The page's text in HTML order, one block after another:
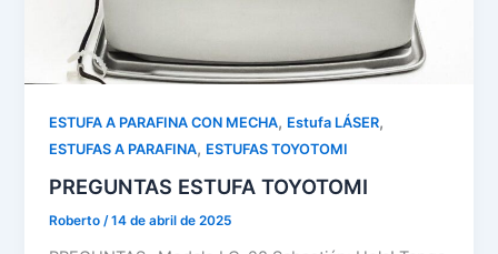
ESTUFA A PARAFINA CON MECHA, Estufa LÁSER,
ESTUFAS A PARAFINA, ESTUFAS TOYOTOMI
PREGUNTAS ESTUFA TOYOTOMI
Roberto/14 de abril de 2025